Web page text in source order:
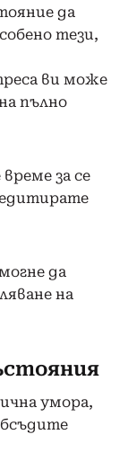
да
тези,
ви може
пълно
за се
да
на
умора,